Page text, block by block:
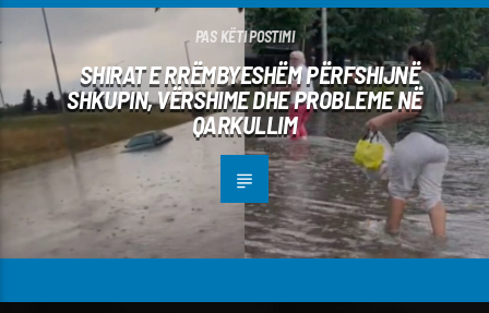
PAS KËTI POSTIMI
SHIRAT E RRËMBYESHËM PËRFSHIJNË
SHKUPIN, VËRSHIME DHE PROBLEME NË
QARKULLIM